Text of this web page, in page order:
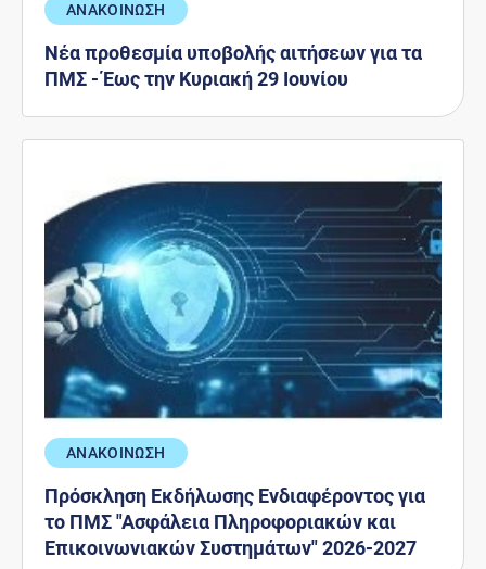
ΑΝΑΚΟΙΝΩΣΗ
Νέα προθεσμία υποβολής αιτήσεων για τα
ΠΜΣ - Έως την Κυριακή 29 Ιουνίου
ΑΝΑΚΟΙΝΩΣΗ
Πρόσκληση Εκδήλωσης Ενδιαφέροντος για
το ΠΜΣ "Ασφάλεια Πληροφοριακών και
Επικοινωνιακών Συστημάτων" 2026-2027